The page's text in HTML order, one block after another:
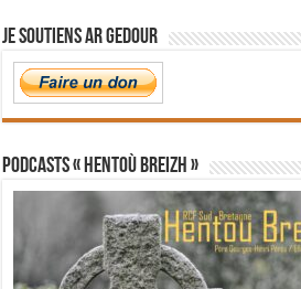
Je soutiens Ar Gedour
PODCASTS « Hentoù Breizh »